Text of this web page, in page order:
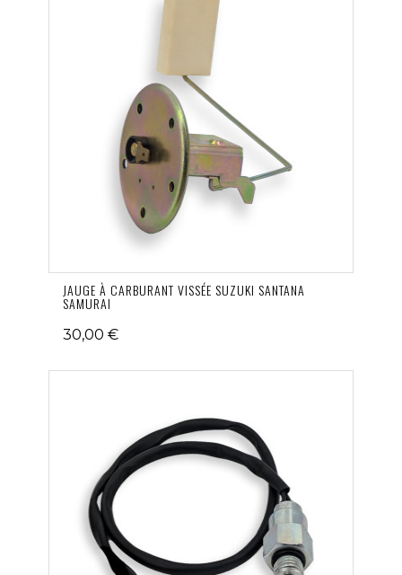
JAUGE À CARBURANT VISSÉE SUZUKI SANTANA
SAMURAI
30,00 €